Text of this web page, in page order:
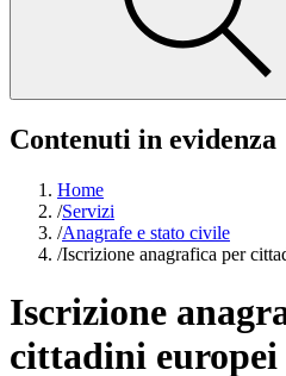
Contenuti in evidenza
Home
/Servizi
/Anagrafe e stato civile
/Iscrizione anagrafica per
Iscrizione
cittadini europei